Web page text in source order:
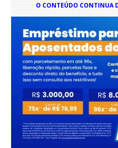
O CONTEÚDO CONTINUA